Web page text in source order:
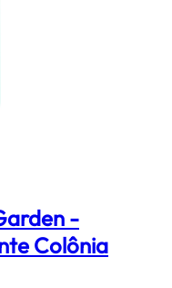
-
Colônia